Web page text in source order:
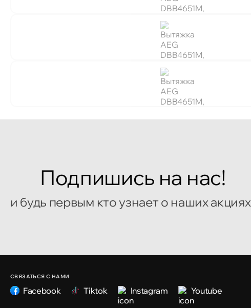
Подпишись на нас!
и будь первым кто узнает о наших акциях
СВЯЗАТЬСЯ С НАМИ
Facebook Tiktok Instagram Youtube